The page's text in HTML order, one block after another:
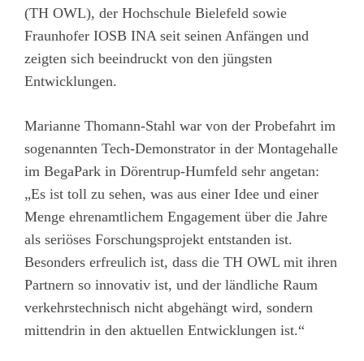
(TH OWL), der Hochschule Bielefeld sowie
Fraunhofer IOSB INA seit seinen Anfängen und
zeigten sich beeindruckt von den jüngsten
Entwicklungen.
Marianne Thomann-Stahl war von der Probefahrt im
sogenannten Tech-Demonstrator in der Montagehalle
im BegaPark in Dörentrup-Humfeld sehr angetan:
„Es ist toll zu sehen, was aus einer Idee und einer
Menge ehrenamtlichem Engagement über die Jahre
als seriöses Forschungsprojekt entstanden ist.
Besonders erfreulich ist, dass die TH OWL mit ihren
Partnern so innovativ ist, und der ländliche Raum
verkehrstechnisch nicht abgehängt wird, sondern
mittendrin in den aktuellen Entwicklungen ist.“